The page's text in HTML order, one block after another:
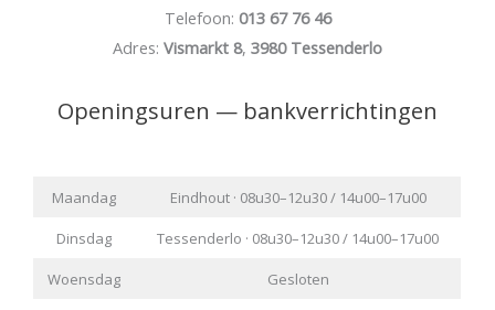
Telefoon: 013 67 76 46
Adres: Vismarkt 8, 3980 Tessenderlo
Openingsuren — bankverrichtingen
Maandag Eindhout · 08u30–12u30 / 14u00–17u00
Dinsdag Tessenderlo · 08u30–12u30 / 14u00–17u00
Woensdag Gesloten